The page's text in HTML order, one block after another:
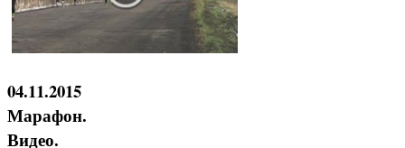
04.11.2015
Марафон.
Видео.